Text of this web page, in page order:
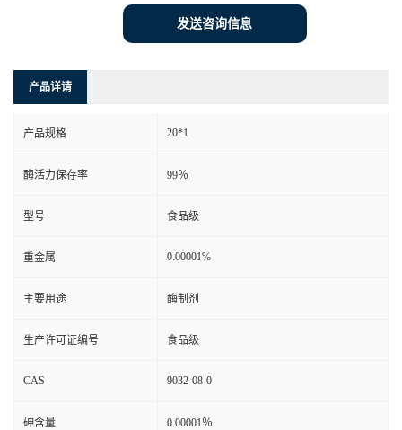
发送咨询信息
产品详请
产品规格 20*1
酶活力保存率 99％
型号 食品级
重金属 0.00001%
主要用途 酶制剂
生产许可证编号 食品级
CAS 9032-08-0
砷含量 0.00001％